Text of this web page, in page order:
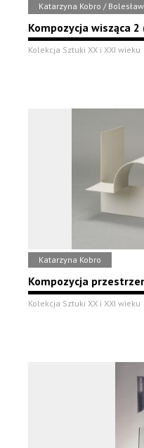
Katarzyna Kobro /
Kompozycja wisząca
Kolekcja Sztuki XX i XXI wieku
Katarzyna Kobro
Kompozycja
Kolekcja Sztuki XX i XXI wieku